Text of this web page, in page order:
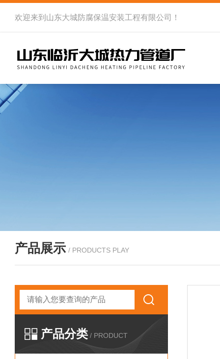
欢迎来到 山东大城防腐保温安装工程有限公司 ！
产品展示 / PRODUCTS PLAY
产品分类 / PRODUCT